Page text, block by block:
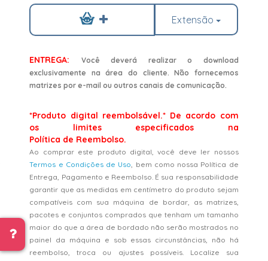
Extensão
ENTREGA:
Você deverá realizar o download
exclusivamente na área do cliente. Não fornecemos
matrizes por e-mail ou outros canais de comunicação.
*Produto digital reembolsável.* De acordo com
os limites especificados na
Política de Reembolso.
Ao comprar este produto digital, você deve ler nossos
Termos e Condições de Uso, bem como nossa Política de
Entrega, Pagamento e Reembolso. É sua responsabilidade
garantir que as medidas em centímetro do produto sejam
compatíveis com sua máquina de bordar, as matrizes,
pacotes e conjuntos comprados que tenham um tamanho
maior do que a área de bordado não serão mostrados no
painel da máquina e sob essas circunstâncias, não há
reembolso, troca ou ajustes possíveis. Localize sua